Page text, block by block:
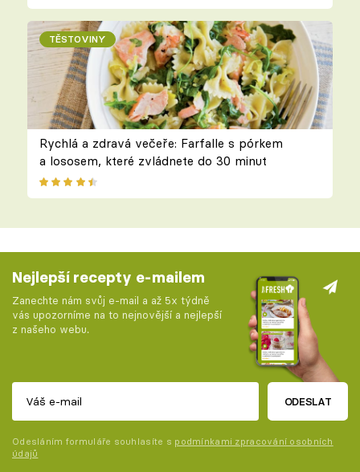
TĚSTOVINY
Rychlá a zdravá večeře: Farfalle s pórkem
a lososem, které zvládnete do 30 minut
Nejlepší recepty e-mailem
Zanechte nám svůj e-mail a až 5x týdně
vás upozorníme na to nejnovější a nejlepší
z našeho webu.
ODESLAT
Odesláním formuláře souhlasíte s podmínkami zpracování osobních
údajů